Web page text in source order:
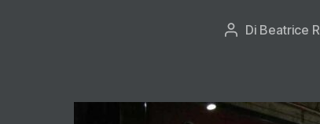
Autore
Di Beatrice